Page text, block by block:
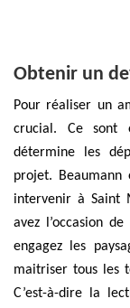
Obtenir un
Pour réaliser un
crucial. Ce sont
détermine les
projet. Beaumann
intervenir à Saint
avez l’occasion
engagez les
maitriser tous les
C’est-à-dire la